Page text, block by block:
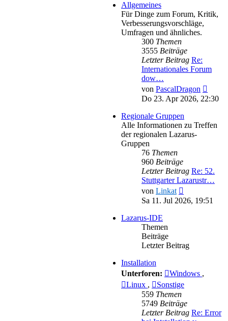
Allgemeines
Für Dinge zum Forum, Kritik,
Verbesserungsvorschläge,
Umfragen und ähnliches.
300 Themen
3555 Beiträge
Letzter Beitrag Re:
Internationales Forum
dow…
von PascalDragon
Do 23. Apr 2026, 22:30
Regionale Gruppen
Alle Informationen zu Treffen
der regionalen Lazarus-
Gruppen
76 Themen
960 Beiträge
Letzter Beitrag Re: 52.
Stuttgarter Lazarustr…
von Linkat
Beitrag
Sa 11. Jul 2026, 19:51
Lazarus-IDE
Themen
Beiträge
Letzter Beitrag
Installation
Unterforen:
Windows ,
Linux ,
Sonstige
559 Themen
5749 Beiträge
Letzter Beitrag Re: Error